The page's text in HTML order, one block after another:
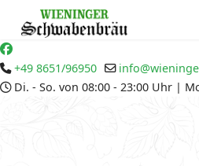
+49 8651/96950
Di. - So. von 08:00 - 23:00 Uhr |